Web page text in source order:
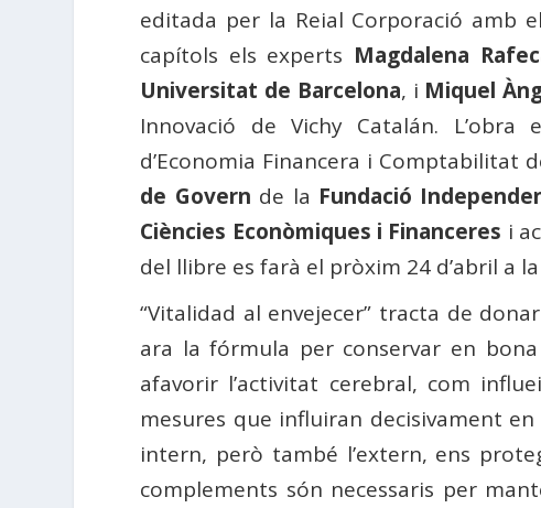
editada per la Reial Corporació amb
capítols els experts Magdalena
Universitat de Barcelona, i Miquel
Innovació de Vichy Catalán.
d’Economia Financera i Comptabilitat
de Govern de la Fundació
Ciències Econòmiques i Financeres i
del llibre es farà el pròxim 24 d’abril a la
“Vitalidad al envejecer” tracta de
ara la fórmula per conservar en
afavorir l’activitat cerebral, com
mesures que influiran decisivament
intern, però també l’extern, ens
complements són necessaris per